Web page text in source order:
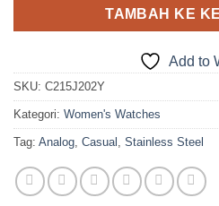
TAMBAH KE
Add to
SKU: C215J202Y
Kategori: Women's Watches
Tag: Analog Casual Stainless Steel